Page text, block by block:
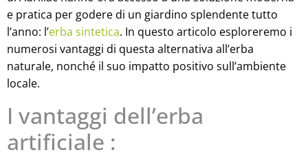
e pratica per godere di un giardino splendente tutto
l’anno: l’erba sintetica. In questo articolo esploreremo i
numerosi vantaggi di questa alternativa all’erba
naturale, nonché il suo impatto positivo sull’ambiente
locale.
I vantaggi dell’erba
artificiale :